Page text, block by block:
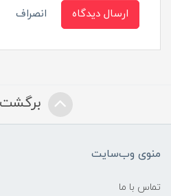
ارسال دیدگاه انصراف
برگشت
منوی وب‌سایت
تماس با ما